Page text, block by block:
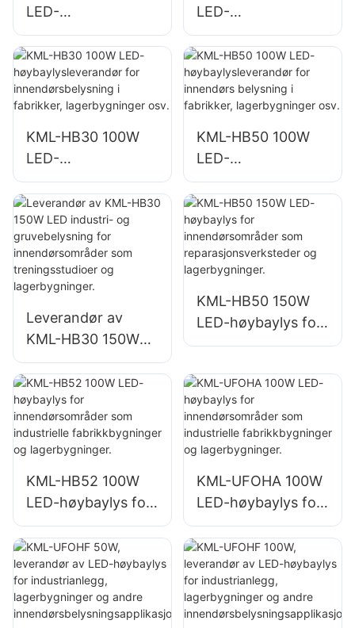
LED-
flomlysleverandør
for utendørs vegg-
og
områdebelysning
LED-
høybaylysleverand
ør for
innendørsbelysning
i fabrikker,
KML-HB30 100W
LED-
høybaylysleverand
ør for
innendørsbelysning
i fabrikker,
lagerbygninger osv.
KML-HB50 100W
LED-
høybaylysleverand
ør for innendørs
belysning i
fabrikker,
lagerbygninger osv.
Leverandør av
KML-HB30 150W
LED industri- og
gruvebelysning for
innendørsområder
som
treningsstudioer og
KML-HB50 150W
LED-høybaylys for
innendørsområder
reparasjonsverkste
der og
lagerbygninger.
KML-HB52 100W
LED-høybaylys for
innendørsområder
som industrielle
fabrikkbygninger
og lagerbygninger.
KML-UFOHA 100W
LED-høybaylys for
innendørsområder
som industrielle
fabrikkbygninger
og lagerbygninger.